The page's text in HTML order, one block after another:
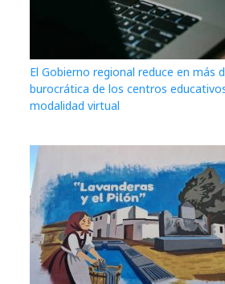
El Gobierno regional reduce en más
burocrática de los centros
modalidad virtual